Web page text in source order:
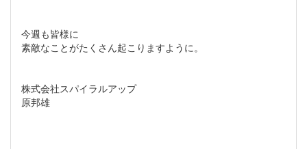
今週も皆様に
素敵なことがたくさん起こりますように。
株式会社スパイラルアップ
原邦雄